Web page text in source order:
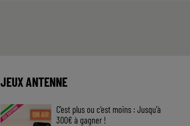
JEUX ANTENNE
C'est plus ou c'est moins : Jusqu'à
300€ à gagner !